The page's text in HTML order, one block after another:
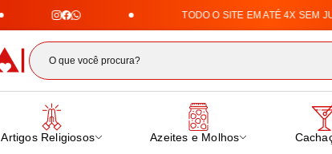
TODO O SITE EM ATÉ 4X SEM
Lojinha Uai | Loja de
Artigos Religiosos Azeites e Molhos